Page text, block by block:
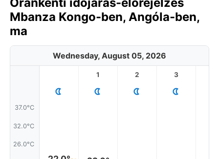
Mbanza Kongo-ben, Angóla-ben,
ma
Wednesday, August 05, 2026
37.0°C
32.0°C
26.0°C
1 2 3